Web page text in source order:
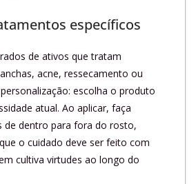
específicos
de ativos que tratam
acne, ressecamento ou
escolha o produto
atual. Ao aplicar, faça
de dentro para fora do rosto,
o cuidado deve ser feito com
cultiva virtudes ao longo do